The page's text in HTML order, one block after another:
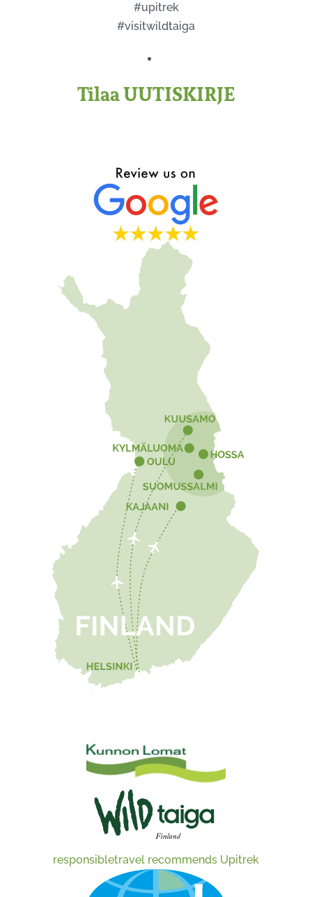
#upitrek
#visitwildtaiga
Tilaa UUTISKIRJE
responsibletravel recommends Upitrek